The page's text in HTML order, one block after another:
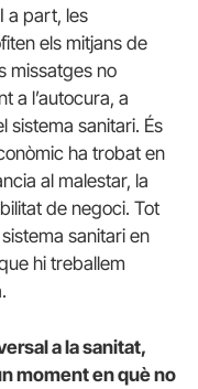
a part, les
els mitjans de
missatges no
a l’autocura, a
sistema sanitari. És
ha trobat en
al malestar, la
de negoci. Tot
sanitari en
hi treballem
a la sanitat,
moment en què no